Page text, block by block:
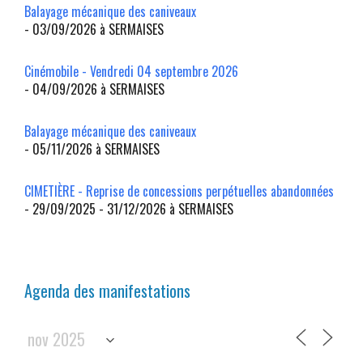
Balayage mécanique des caniveaux
- 03/09/2026 à SERMAISES
Cinémobile - Vendredi 04 septembre 2026
- 04/09/2026 à SERMAISES
Balayage mécanique des caniveaux
- 05/11/2026 à SERMAISES
CIMETIÈRE - Reprise de concessions perpétuelles abandonnées
- 29/09/2025 - 31/12/2026 à SERMAISES
Agenda des manifestations